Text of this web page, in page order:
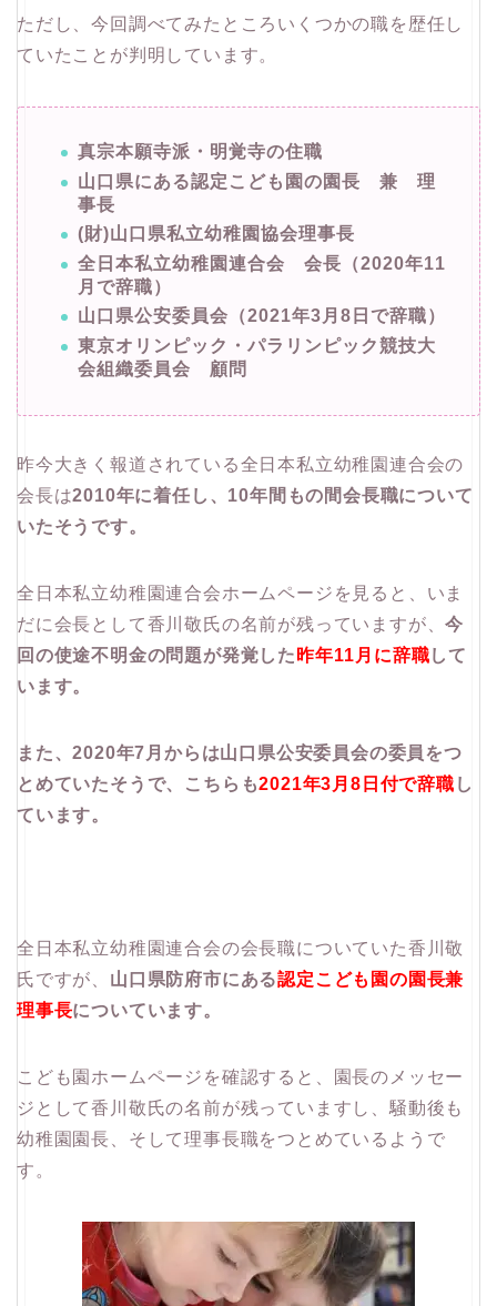
ただし、今回調べてみたところいくつかの職を歴任し
ていたことが判明しています。
真宗本願寺派・明覚寺の住職
山口県にある認定こども園の園長 兼 理
事長
(財)山口県私立幼稚園協会理事長
全日本私立幼稚園連合会 会長（2020年11
月で辞職）
山口県公安委員会（2021年3月8日で辞職）
東京オリンピック・パラリンピック競技大
会組織委員会 顧問
昨今大きく報道されている全日本私立幼稚園連合会の
会長は2010年に着任し、10年間もの間会長職について
いたそうです。
全日本私立幼稚園連合会ホームページを見ると、いま
だに会長として香川敬氏の名前が残っていますが、今
回の使途不明金の問題が発覚した 昨年11月に辞職 して
います。
また、2020年7月からは山口県公安委員会の委員をつ
とめていたそうで、こちらも2021年3月8日付で辞職 し
ています。
全日本私立幼稚園連合会の会長職についていた香川敬
氏ですが、 山口県防府市にある認定こども園の園長兼
理事長についています。
こども園ホームページを確認すると、園長のメッセー
ジとして香川敬氏の名前が残っていますし、騒動後も
幼稚園園長、そして理事長職をつとめているようで
す。